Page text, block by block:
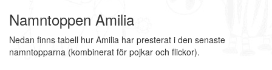
Namntoppen Amilia
Nedan finns tabell hur Amilia har presterat i den senaste
namntopparna (kombinerat för pojkar och flickor).